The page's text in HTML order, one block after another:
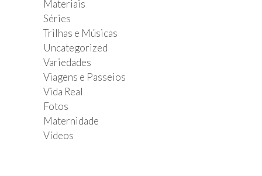
Materiais
Séries
Trilhas e Músicas
Uncategorized
Variedades
Viagens e Passeios
Vida Real
Fotos
Maternidade
Vídeos